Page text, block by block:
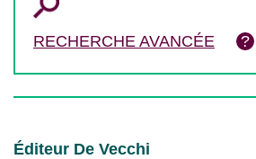
RECHERCHE AVANCÉE
Éditeur De Vecchi